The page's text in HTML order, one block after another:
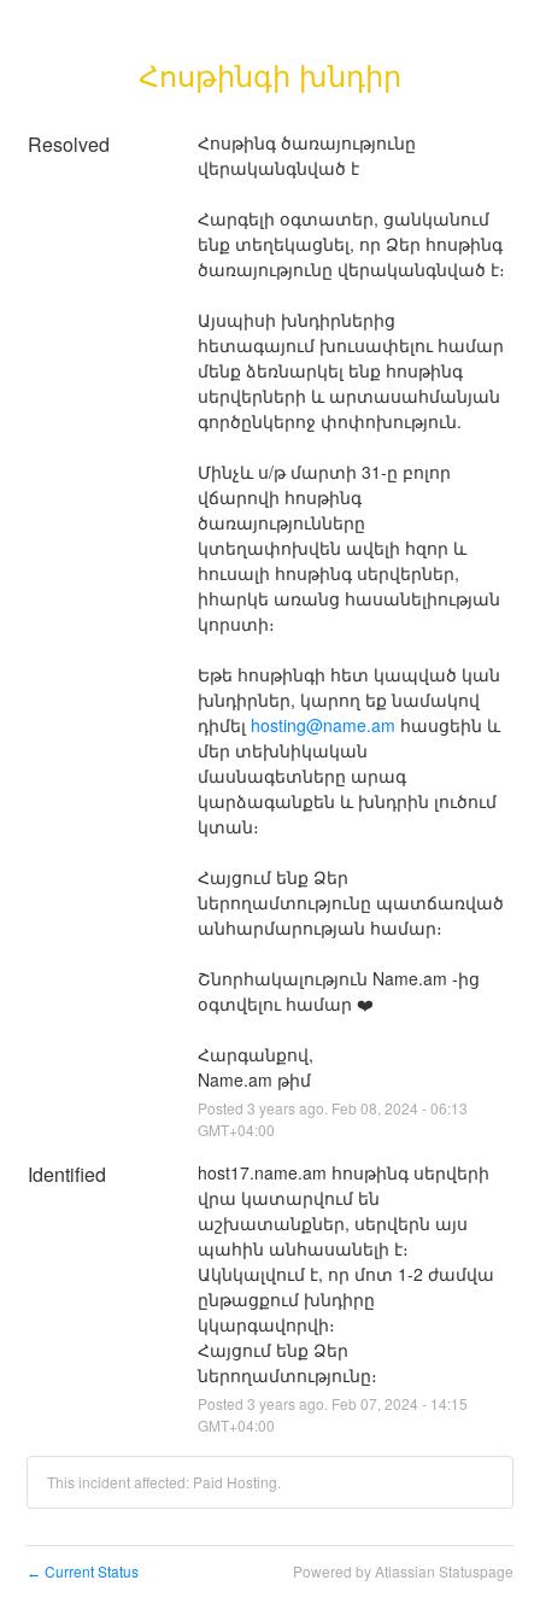
Հոսթինգի խնդիր
Resolved
Հոսթինգ ծառայությունը
վերականգնված է
Հարգելի օգտատեր, ցանկանում
ենք տեղեկացնել, որ Ձեր հոսթինգ
ծառայությունը վերականգնված է։
Այսպիսի խնդիրներից
հետագայում խուսափելու համար
մենք ձեռնարկել ենք հոսթինգ
սերվերների և արտասահմանյան
գործընկերոջ փոփոխություն.
Մինչև ս/թ մարտի 31-ը բոլոր
վճարովի հոսթինգ
ծառայությունները
կտեղափոխվեն ավելի հզոր և
հուսալի հոսթինգ սերվերներ,
իհարկե առանց հասանելիության
կորստի։
Եթե հոսթինգի հետ կապված կան
խնդիրներ, կարող եք նամակով
դիմել hosting@name.am հասցեին և
մեր տեխնիկական
մասնագետները արագ
կարձագանքեն և խնդրին լուծում
կտան։
Հայցում ենք Ձեր
ներողամտությունը պատճառված
անհարմարության համար։
Շնորհակալություն Name.am -ից
օգտվելու համար ❤️
Հարգանքով,
Name.am թիմ
Posted 3 years ago. Feb 08 2024 -06:13
GMT+04:00
Identified
host17.name.am հոսթինգ սերվերի
վրա կատարվում են
աշխատանքներ, սերվերն այս
պահին անհասանելի է։
Ակնկալվում է, որ մոտ 1-2 ժամվա
ընթացքում խնդիրը
կկարգավորվի։
Հայցում ենք Ձեր
ներողամտությունը։
Posted 3 years ago. Feb 07 2024 - 14:15
GMT+04:00
This incident affected: Paid Hosting.
← Current Status Powered by Atlassian Statuspage